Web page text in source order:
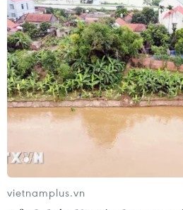
Khu 'phố Hàn
nào giữa tâm dịch
25/02/2020 06:27
vietnamplus.vn